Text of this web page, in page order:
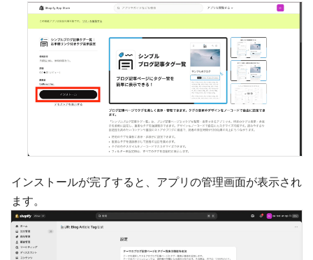
インストールが完了すると、アプリの管理画面が表示され
ます。